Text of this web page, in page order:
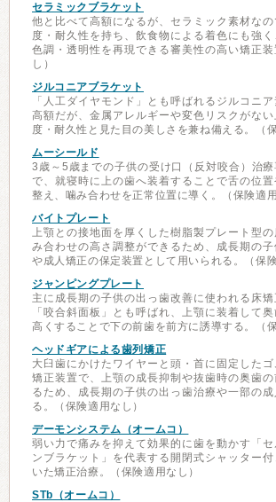
セラミックブラケット
他と比べて高額になるが、セラミック素材な
度・耐久性を持ち、飲食物による着色にも強
色調・透明性を再現できる審美性の高い矯正
し）
ジルコニアブラケット
「人工ダイヤモンド」とも呼ばれるジルコニ
高額だが、金属アレルギーや変色リスクがな
度・耐久性と見た目の美しさを兼ね備える。（
ムーシールド
3歳～5歳までの子供の受け口（反対咬合）治
で、就寝時に上の歯へ装着することで舌の位
整え、噛み合わせを正常位置に導く。（保険適用
バイトプレート
上顎との接地面を厚くした樹脂製プレート型
み合わせの高さ調整ができるため、成長期の
や成人矯正の保定装置として用いられる。（保険
ジャンピングプレート
主に成長期の子供の出っ歯改善に使われる床
「咬合斜面板」とも呼ばれ、上顎に装着して
高くすることで下の前歯を前方に誘導する。（
ヘッドギアによる歯列矯正
大臼歯にかけたワイヤーと頭・首に固定した
矯正装置で、上顎の成長抑制や抜歯時の奥歯
るため、成長期の子供の出っ歯治療や一部の
る。（保険適用なし）
デーモンシステム（オームコ）
弱い力で痛みを抑えて効果的に歯を動かす「セ
ンブラケット」を代表する開閉式シャッター付
いた矯正治療。（保険適用なし）
STb（オームコ）